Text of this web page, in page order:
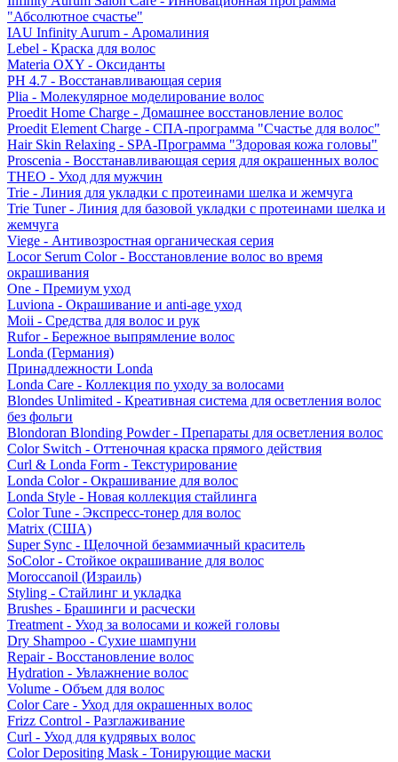
"Абсолютное счастье"
IAU Infinity Aurum - Аромалиния
Lebel - Краска для волос
Materia OXY - Оксиданты
PH 4.7 - Восстанавливающая серия
Plia - Молекулярное моделирование волос
Proedit Home Charge - Домашнее восстановление волос
Proedit Element Charge - СПА-программа "Счастье для волос"
Hair Skin Relaxing - SPA-Программа "Здоровая кожа головы"
Proscenia - Восстанавливающая серия для окрашенных волос
THEO - Уход для мужчин
Trie - Линия для укладки с протеинами шелка и жемчуга
Trie Tuner - Линия для базовой укладки с протеинами шелка и
жемчуга
Viege - Антивозростная органическая серия
Locor Serum Color - Восстановление волос во время
окрашивания
One - Премиум уход
Luviona - Окрашивание и anti-age уход
Moii - Средства для волос и рук
Rufor - Бережное выпрямление волос
Londa (Германия)
Принадлежности Londa
Londa Care - Коллекция по уходу за волосами
Blondes Unlimited - Креативная система для осветления волос
без фольги
Blondoran Blonding Powder - Препараты для осветления волос
Color Switch - Оттеночная краска прямого действия
Curl & Londa Form - Текстурирование
Londa Color - Окрашивание для волос
Londa Style - Новая коллекция стайлинга
Color Tune - Экспресс-тонер для волос
Matrix (США)
Super Sync - Щелочной безаммиачный краситель
SoColor - Стойкое окрашивание для волос
Moroccanoil (Израиль)
Styling - Стайлинг и укладка
Brushes - Брашинги и расчески
Treatment - Уход за волосами и кожей головы
Dry Shampoo - Сухие шампуни
Repair - Восстановление волос
Hydration - Увлажнение волос
Volume - Объем для волос
Color Care - Уход для окрашенных волос
Frizz Control - Разглаживание
Curl - Уход для кудрявых волос
Color Depositing Mask - Тонирующие маски